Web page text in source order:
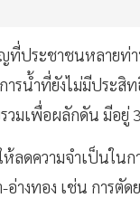
ที่ประชาชนหลายท่
ารน้ำที่ยังไม่มีประ
วมเพื่อผลักดัน มีอยู่
ลดความจำเป็นในก
างทอง เช่น การตั